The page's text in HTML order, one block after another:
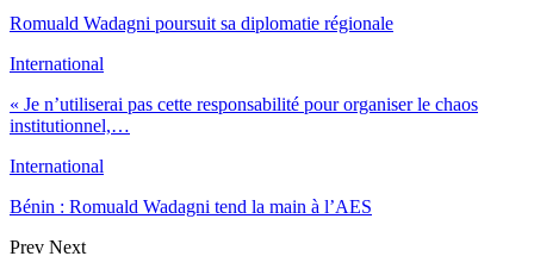
Romuald Wadagni poursuit sa diplomatie régionale
International
« Je n’utiliserai pas cette responsabilité pour organiser le chaos
institutionnel,…
International
Bénin : Romuald Wadagni tend la main à l’AES
Prev Next